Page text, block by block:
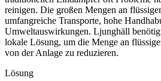
reinigen. Die großen Mengen an
umfangreiche Transporte, hohe
Umweltauswirkungen. Ljunghäll
lokale Lösung, um die Menge an
von der Anlage zu reduzieren.
Lösung